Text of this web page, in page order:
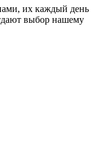
их каждый день
выбор нашему